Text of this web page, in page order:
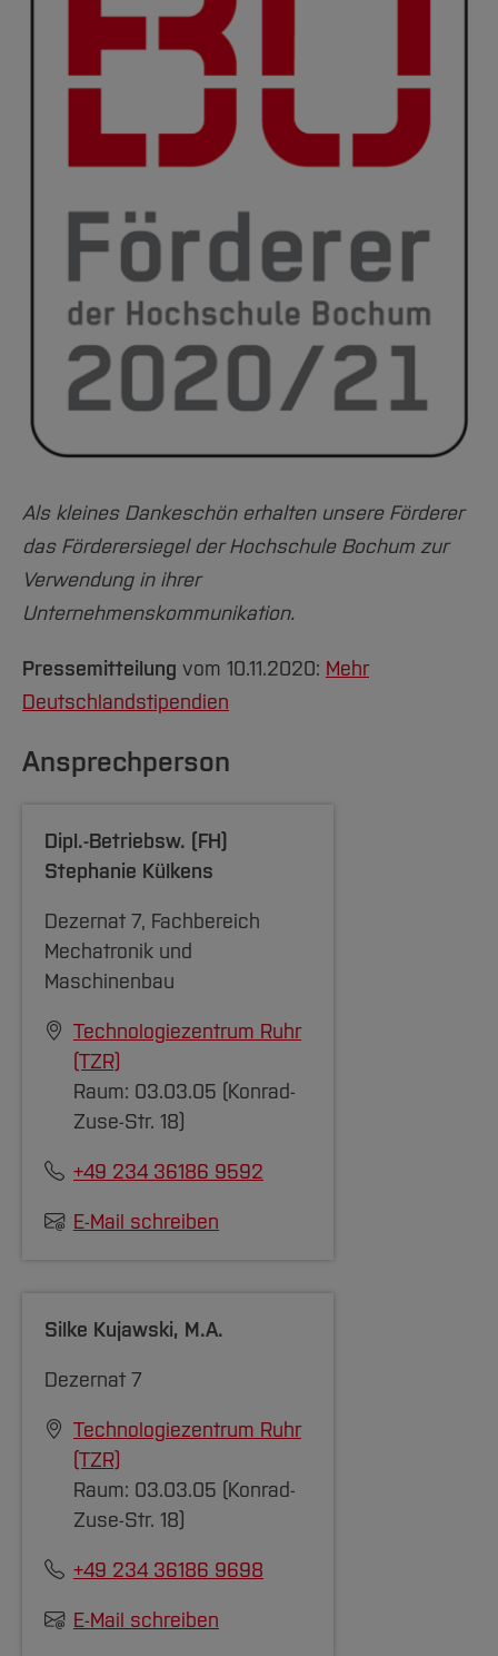
Als kleines Dankeschön erhalten unsere Förderer
das Förderersiegel der Hochschule Bochum zur
Verwendung in ihrer
Unternehmenskommunikation.
Pressemitteilung vom 10.11.2020: Mehr
Deutschlandstipendien
Ansprechperson
Dipl.-Betriebsw. (FH)
Stephanie Külkens
Dezernat 7, Fachbereich
Mechatronik und
Maschinenbau
Technologiezentrum Ruhr
(TZR)
Raum: 03.03.05 (Konrad-
Zuse-Str. 18)
+49 234 36186 9592
E-Mail schreiben
Silke Kujawski, M.A.
Dezernat 7
Technologiezentrum Ruhr
(TZR)
Raum: 03.03.05 (Konrad-
Zuse-Str. 18)
+49 234 36186 9698
E-Mail schreiben